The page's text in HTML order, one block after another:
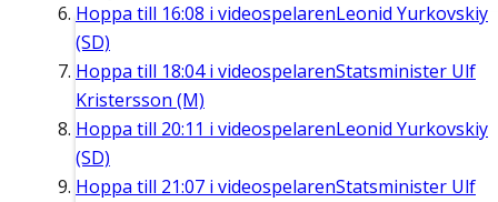
Hoppa till 16:08 i videospelarenLeonid Yurkovskiy
(SD)
Hoppa till 18:04i videospelarenStatsminister Ulf
Kristersson (M)
Hoppa till 20:11 i videospelarenLeonid Yurkovskiy
(SD)
Hoppa till 21:07 i videospelarenStatsminister Ulf